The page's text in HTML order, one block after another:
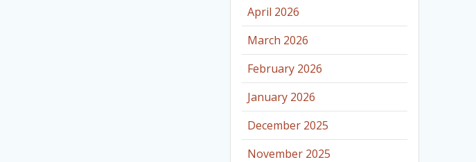
April 2026
March 2026
February 2026
January 2026
December 2025
November 2025